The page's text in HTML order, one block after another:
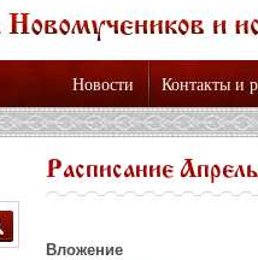
Новости Контакты и
Расписание
Вложение